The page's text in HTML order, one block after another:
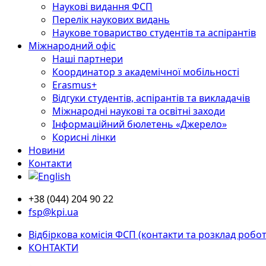
Наукові видання ФСП
Перелік наукових видань
Наукове товариство студентів та аспірантів
Міжнародний офіс
Наші партнери
Координатор з академічної мобільності
Erasmus+
Відгуки студентів, аспірантів та викладачів
Міжнародні наукові та освітні заходи
Інформаційний бюлетень «Джерело»
Корисні лінки
Новини
Контакти
+38 (044) 204 90 22
fsp@kpi.ua
Відбіркова комісія ФСП (контакти та розклад
КОНТАКТИ